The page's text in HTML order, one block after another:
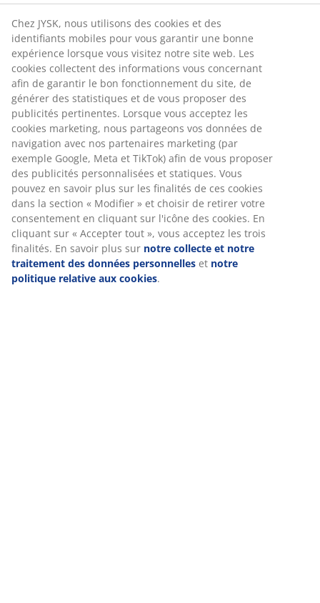
Chez JYSK, nous utilisons des cookies et des
identifiants mobiles pour vous garantir une bonne
expérience lorsque vous visitez notre site web. Les
cookies collectent des informations vous concernant
afin de garantir le bon fonctionnement du site, de
générer des statistiques et de vous proposer des
publicités pertinentes. Lorsque vous acceptez les
cookies marketing, nous partageons vos données de
navigation avec nos partenaires marketing (par
exemple Google, Meta et TikTok) afin de vous proposer
des publicités personnalisées et statiques. Vous
pouvez en savoir plus sur les finalités de ces cookies
dans la section « Modifier » et choisir de retirer votre
consentement en cliquant sur l'icône des cookies. En
cliquant sur « Accepter tout », vous acceptez les trois
finalités. En savoir plus sur notre collecte et notre
traitement des données personnelles et notre
politique relative aux cookies.